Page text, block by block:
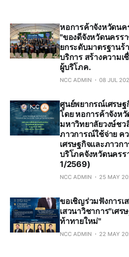
หอการค้าจังหวัดน
"ของดีจังหวัดนครร
ยกระดับมาตรฐานร้
บริการ สร้างความ
ผู้บริโภค.
NCC ADMIN 08 JUL
ศูนย์พยากรณ์เศรษ
โดย หอการค้าจังห
มหาวิทยาลัยวงษ์ชว
ภาวการณ์ใช้จ่าย ค
เศรษฐกิจและภาวก
บริโภคจังหวัดนคร
1/2569)
NCC ADMIN 25 MAY
ขอเชิญร่วมฟังการเ
เสวนาวิชาการ"เศ
ท้าทายใหม่"
NCC ADMIN 22 MAY